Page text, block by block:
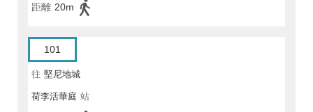
距離 20m
101
往 堅尼地城
荷李活華庭 站